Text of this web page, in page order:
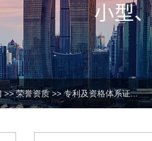
>>荣誉资质>>专利及资格体系证...